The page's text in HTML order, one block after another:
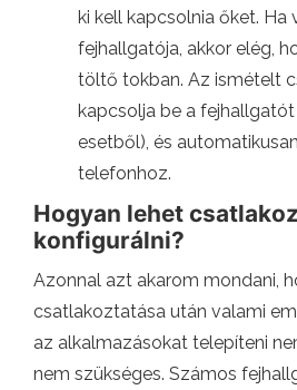
ki kell kapcsolnia őket. Ha
fejhallgatója, akkor elég,
töltő tokban. Az ismételt
kapcsolja be a
esetből), és
telefonhoz.
Hogyan lehet
konfigurálni?
Azonnal azt akarom mondani,
csatlakoztatása után valami
az alkalmazásokat telepíteni
nem szükséges. Számos